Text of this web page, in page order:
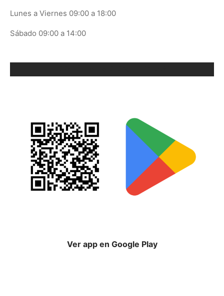
Lunes a Viernes 09:00 a 18:00
Sábado 09:00 a 14:00
Ver app en Google Play